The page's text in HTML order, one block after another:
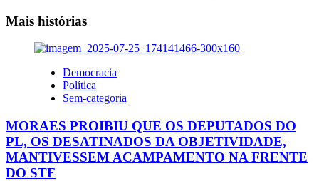
Mais histórias
Democracia
Política
Sem-categoria
MORAES PROIBIU QUE OS DEPUTADOS DO
PL, OS DESATINADOS DA OBJETIVIDADE,
MANTIVESSEM ACAMPAMENTO NA FRENTE
DO STF